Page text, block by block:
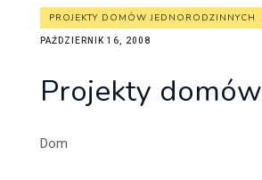
PROJEKTY DOMÓW JEDNORODZINNYCH
PAŹDZIERNIK 16, 2008
Projekty domów
Dom